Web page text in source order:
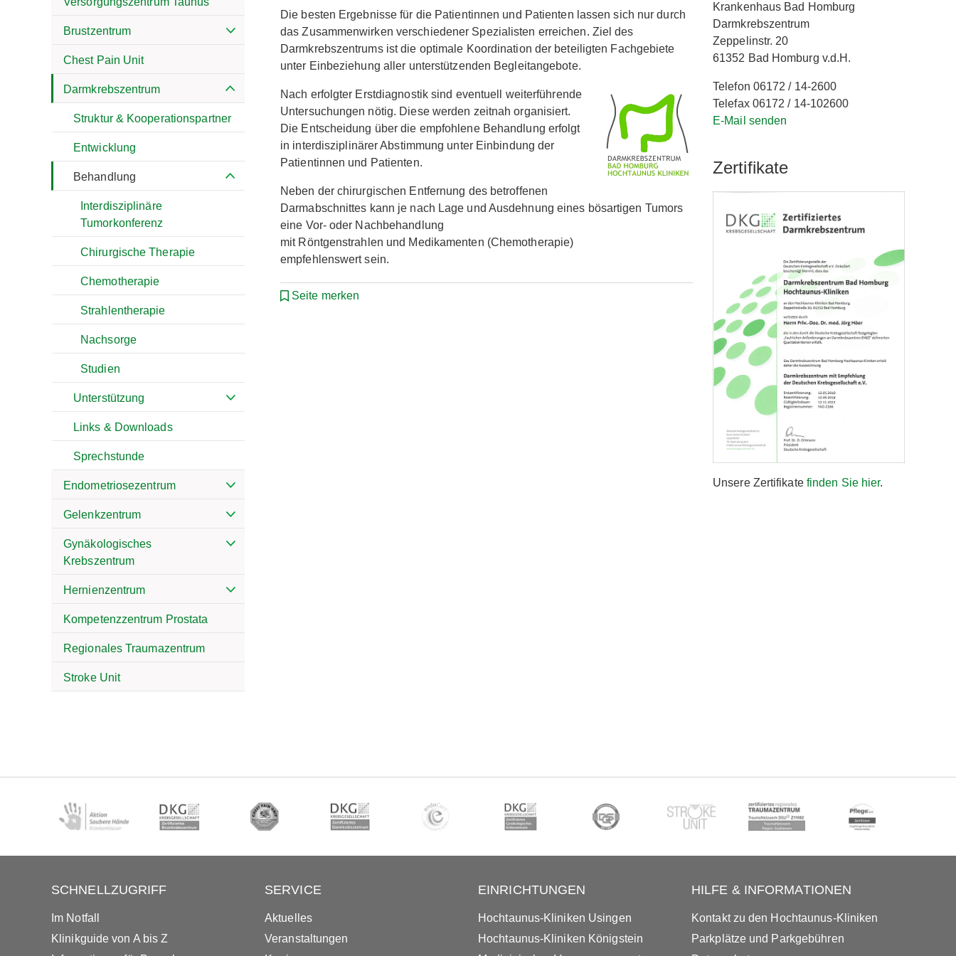
Brustzentrum
Chest Pain Unit
Darmkrebszentrum
Struktur & Kooperationspartner
Entwicklung
Behandlung
Interdisziplinäre
Tumorkonferenz
Chirurgische Therapie
Chemotherapie
Strahlentherapie
Nachsorge
Studien
Unterstützung
Links & Downloads
Sprechstunde
Endometriosezentrum
Gelenkzentrum
Gynäkologisches
Krebszentrum
Hernienzentrum
Kompetenzzentrum Prostata
Regionales Traumazentrum
Stroke Unit
Die besten Ergebnisse für die Patientinnen und Patienten lassen sich nur durch
das Zusammenwirken verschiedener Spezialisten erreichen. Ziel des
Darmkrebszentrums ist die optimale Koordination der beteiligten Fachgebiete
unter Einbeziehung aller unterstützenden Begleitangebote.
Nach erfolgter Erstdiagnostik sind eventuell weiterführende
Untersuchungen nötig. Diese werden zeitnah organisiert.
Die Entscheidung über die empfohlene Behandlung erfolgt
in interdisziplinärer Abstimmung unter Einbindung der
Patientinnen und Patienten.
Neben der chirurgischen Entfernung des betroffenen
Darmabschnittes kann je nach Lage und Ausdehnung eines bösartigen Tumors
eine Vor- oder Nachbehandlung
mit Röntgenstrahlen und Medikamenten (Chemotherapie)
empfehlenswert sein.
Seite merken
Krankenhaus Bad Homburg
Darmkrebszentrum
Zeppelinstr. 20
61352 Bad Homburg v.d.H.
Telefon 06172 / 14-2600
Telefax 06172 / 14-102600
E-Mail senden
Zertifikate
Unsere Zertifikate finden Sie hier.
SCHNELLZUGRIFF
Im Notfall
Klinikguide von A bis Z
SERVICE
Aktuelles
Veranstaltungen
EINRICHTUNGEN
Hochtaunus-Kliniken Usingen
Hochtaunus-Kliniken Königstein
HILFE & INFORMATIONEN
Kontakt zu den Hochtaunus-Kliniken
Parkplätze und Parkgebühren